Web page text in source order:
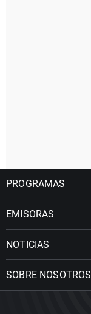
PROGRAMAS
EMISORAS
NOTICIAS
SOBRE NOSOTROS